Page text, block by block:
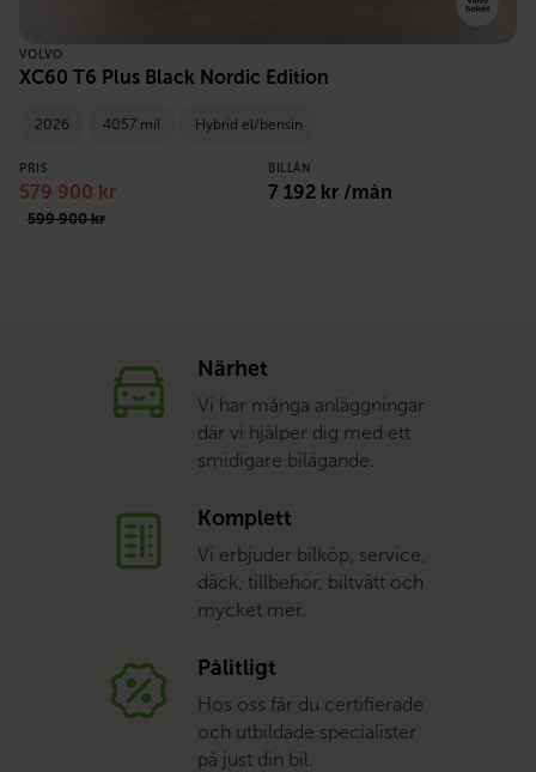
VOLVO
XC60 T6 Plus Black Nordic Edition
2026 4057 mil Hybrid el/bensin
PRIS
579 900 kr
599 900 kr
BILLÅN
7 192 kr /mån
Närhet
Vi har många anläggningar
där vi hjälper dig med ett
smidigare bilägande.
Komplett
Vi erbjuder bilköp, service,
däck, tillbehör, biltvätt och
mycket mer.
Pålitligt
Hos oss får du certifierade
och utbildade specialister
på just din bil.